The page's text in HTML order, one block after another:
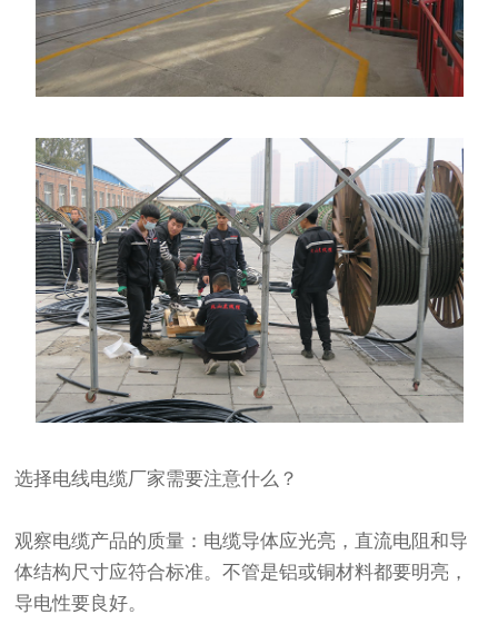
选择电线电缆厂家需要注意什么？
观察电缆产品的质量：电缆导体应光亮，直流电阻和导
体结构尺寸应符合标准。不管是铝或铜材料都要明亮，
导电性要良好。